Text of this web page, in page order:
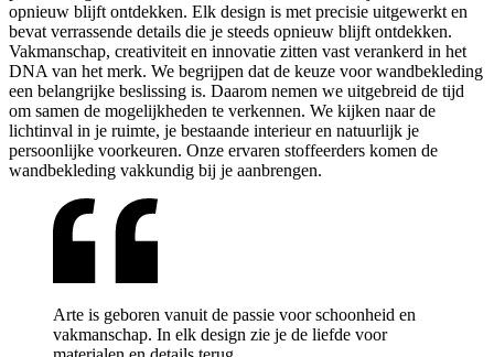
opnieuw blijft ontdekken. Elk design is met precisie uitgewerkt en
bevat verrassende details die je steeds opnieuw blijft ontdekken.
Vakmanschap, creativiteit en innovatie zitten vast verankerd in het
DNA van het merk. We begrijpen dat de keuze voor wandbekleding
een belangrijke beslissing is. Daarom nemen we uitgebreid de tijd
om samen de mogelijkheden te verkennen. We kijken naar de
lichtinval in je ruimte, je bestaande interieur en natuurlijk je
persoonlijke voorkeuren. Onze ervaren stoffeerders komen de
wandbekleding vakkundig bij je aanbrengen.
Arte is geboren vanuit de passie voor schoonheid en
vakmanschap. In elk design zie je de liefde voor